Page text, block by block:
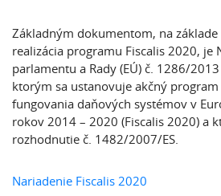
Základným dokumentom, na
realizácia programu Fiscalis 2020, je
parlamentu a Rady (EÚ) č. 1286/
ktorým sa ustanovuje akčný program
fungovania daňových systémov v
rokov 2014 – 2020 (Fiscalis 2020) a
rozhodnutie č. 1482/2007/ES.
Nariadenie Fiscalis 2020